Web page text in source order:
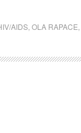
AIDS OLA RAPACE